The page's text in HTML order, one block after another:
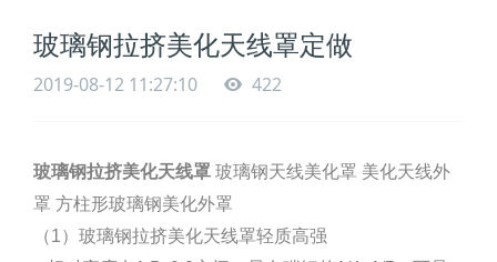
玻璃钢拉挤美化天线罩定做
2019-08-12 11:27:10 422
玻璃钢拉挤美化天线罩 玻璃钢天线美化罩 美化天线外
罩 方柱形玻璃钢美化外罩
（1）玻璃钢拉挤美化天线罩轻质高强